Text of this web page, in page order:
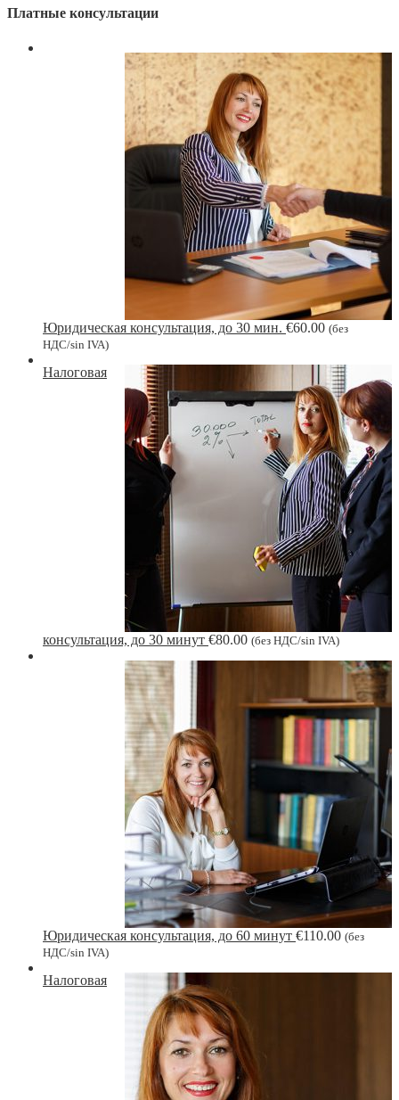
Платные консультации
Юридическая консультация, до 30 мин. €60.00 (без
НДС/sin IVA)
Налоговая
консультация, до 30 минут €80.00 (без НДС/sin IVA)
Юридическая консультация, до 60 минут €110.00 (без
НДС/sin IVA)
Налоговая